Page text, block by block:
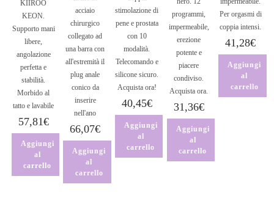
KIIROO
KEON.
Supporto mani
libere,
angolazione
perfetta e
stabilità.
Morbido al
tatto e lavabile
57,81€
Aggiungi
al
carrello
acciaio
chirurgico
collegato ad
una barra con
all'estremità il
plug anale
conico da
inserire
nell'ano
66,07€
Aggiungi
al
carrello
stimolazione di
pene e prostata
con 10
modalità.
Telecomando e
silicone sicuro.
Acquista ora!
40,45€
Aggiungi
al
carrello
programmi,
impermeabile,
erezione
potente e
piacere
condiviso.
Acquista ora.
31,36€
Aggiungi
al
carrello
Per orgasmi di
coppia intensi.
41,28€
Aggiungi
al
carrello